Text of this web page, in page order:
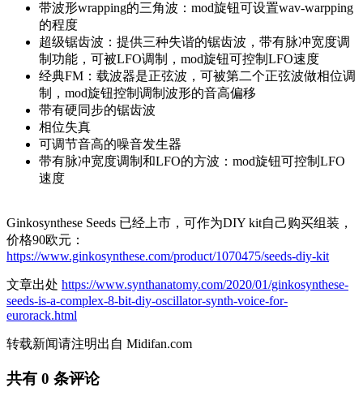
带波形wrapping的三角波：mod旋钮可设置wav-warpping
的程度
超级锯齿波：提供三种失谐的锯齿波，带有脉冲宽度调
制功能，可被LFO调制，mod旋钮可控制LFO速度
经典FM：载波器是正弦波，可被第二个正弦波做相位调
制，mod旋钮控制调制波形的音高偏移
带有硬同步的锯齿波
相位失真
可调节音高的噪音发生器
带有脉冲宽度调制和LFO的方波：mod旋钮可控制LFO
速度
Ginkosynthese Seeds 已经上市，可作为DIY kit自己购买组装，
价格90欧元：
https://www.ginkosynthese.com/product/1070475/seeds-diy-kit
文章出处 https://www.synthanatomy.com/2020/01/ginkosynthese-
seeds-is-a-complex-8-bit-diy-oscillator-synth-voice-for-
eurorack.html
转载新闻请注明出自 Midifan.com
共有 0 条评论